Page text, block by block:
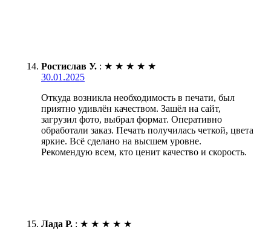
Ростислав У. : ★ ★ ★ ★ ★
30.01.2025
Откуда возникла необходимость в печати, был
приятно удивлён качеством. Зашёл на сайт,
загрузил фото, выбрал формат. Оперативно
обработали заказ. Печать получилась четкой, цвета
яркие. Всё сделано на высшем уровне.
Рекомендую всем, кто ценит качество и скорость.
Лада Р. : ★ ★ ★ ★ ★